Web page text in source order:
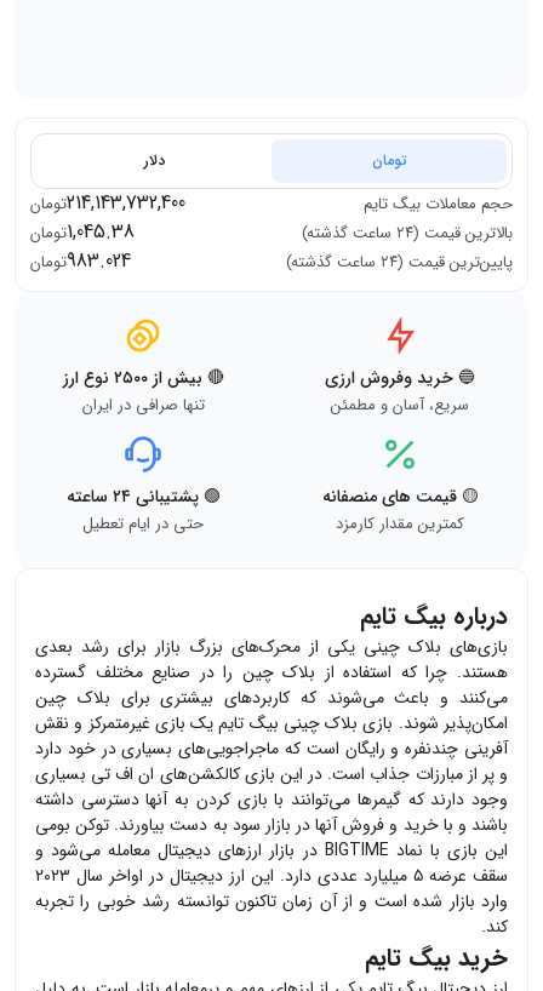
تومان دلار
حجم معاملات بیگ تایم 214,143,732,400تومان
بالاترین قیمت (۲۴ ساعت گذشته)
1,045.38تومان
پایین‌ترین قیمت (۲۴ ساعت گذشته)
983.024تومان
🔵 خرید وفروش ارزی
سریع، آسان و مطمئن
🔴 بیش از ۲۵۰۰ نوع ارز
تنها صرافی در ایران
🟡 قیمت های منصفانه
کمترین مقدار کارمزد
🟢 پشتیبانی ۲۴ ساعته
حتی در ایام تعطیل
درباره بیگ تایم
بازی‌های بلاک چینی یکی از محرک‌های بزرگ بازار برای رشد بعدی
هستند. چرا که استفاده از بلاک چین را در صنایع مختلف گسترده
می‌کنند و باعث می‌شوند که کاربردهای بیشتری برای بلاک چین
امکان‌پذیر شوند. بازی بلاک چینی بیگ تایم یک بازی غیرمتمرکز و نقش
آفرینی چندنفره و رایگان است که ماجراجویی‌های بسیاری در خود دارد
و پر از مبارزات جذاب است. در این بازی کالکشن‌های ان اف تی بسیاری
وجود دارند که گیمرها می‌توانند با بازی کردن به آنها دسترسی داشته
باشند و با خرید و فروش آنها در بازار سود به دست بیاورند. توکن بومی
این بازی با نماد BIGTIME در بازار ارزهای دیجیتال معامله می‌شود و
سقف عرضه ۵ میلیارد عددی دارد. این ارز دیجیتال در اواخر سال ۲۰۲۳
وارد بازار شده است و از آن زمان تاکنون توانسته رشد خوبی را تجربه
کند.
خرید بیگ تایم